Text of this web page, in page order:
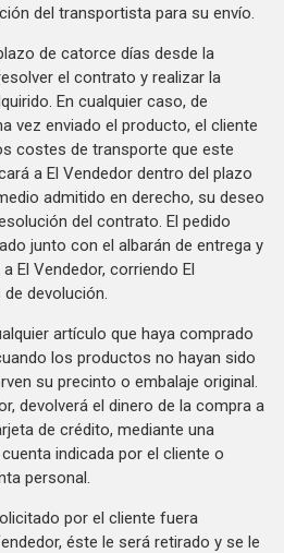
del transportista para su envío.
de catorce días desde la
el contrato y realizar la
En cualquier caso, de
vez enviado el producto, el cliente
costes de transporte que este
a El Vendedor dentro del plazo
admitido en derecho, su deseo
del contrato. El pedido
junto con el albarán de entrega y
El Vendedor, corriendo El
devolución.
artículo que haya comprado
los productos no hayan sido
su precinto o embalaje original.
devolverá el dinero de la compra a
de crédito, mediante una
indicada por el cliente o
personal.
por el cliente fuera
éste le será retirado y se le